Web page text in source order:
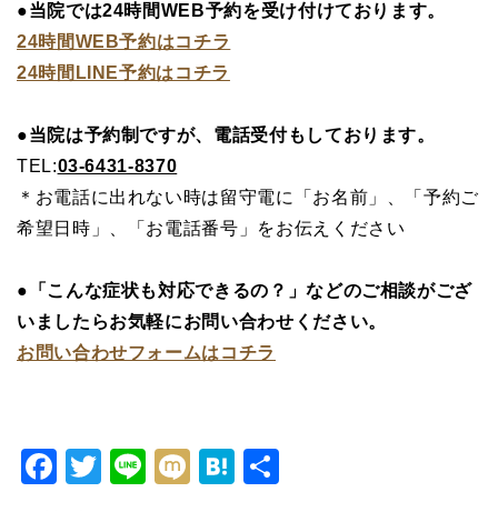
●当院では24時間WEB予約を受け付けております。
24時間WEB予約はコチラ
24時間LINE予約はコチラ
●当院は予約制ですが、電話受付もしております。
TEL:03-6431-8370
＊お電話に出れない時は留守電に「お名前」、「予約ご
希望日時」、「お電話番号」をお伝えください
●「こんな症状も対応できるの？」などのご相談がござ
いましたらお気軽にお問い合わせください。
お問い合わせフォームはコチラ
Facebook
Twitter
LineMixiHatena